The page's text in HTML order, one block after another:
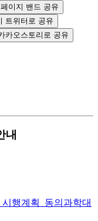
이지 밴드 공유
트위터로 공유
카오스토리로 공유
내
행계획_동의과학대